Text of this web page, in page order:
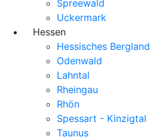
Spreewald
Uckermark
Hessen
Hessisches Bergland
Odenwald
Lahntal
Rheingau
Rhön
Spessart - Kinzigtal
Taunus